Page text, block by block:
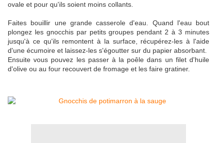
ovale et pour qu'ils soient moins collants.
Faites bouillir une grande casserole d'eau. Quand l'eau bout
plongez les gnocchis par petits groupes pendant 2 à 3 minutes
jusqu'à ce qu'ils remontent à la surface, récupérez-les à l'aide
d'une écumoire et laissez-les s'égoutter sur du papier absorbant.
Ensuite vous pouvez les passer à la poêle dans un filet d'huile
d'olive ou au four recouvert de fromage et les faire gratiner.